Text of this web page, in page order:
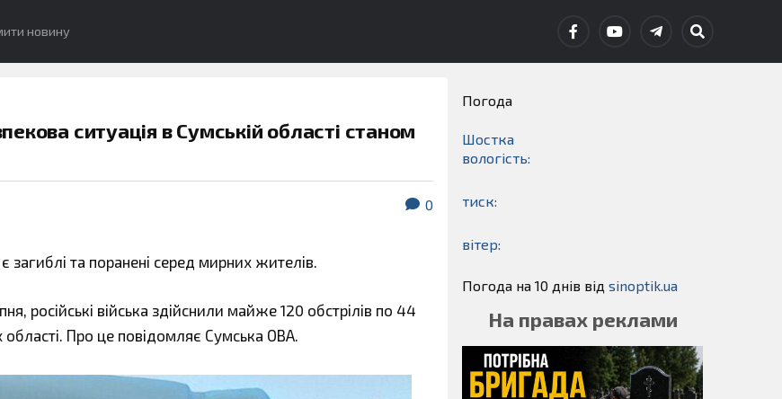
новину
ситуація в Сумській області станом
0
є загиблі та поранені серед мирних жителів.
російські війська здійснили майже 120 обстрілів по 44
Про це повідомляє Сумська ОВА.
Погода
Шостка
вологість:
тиск:
вітер:
Погода на 10 днів від sinoptik.ua
На правах реклами